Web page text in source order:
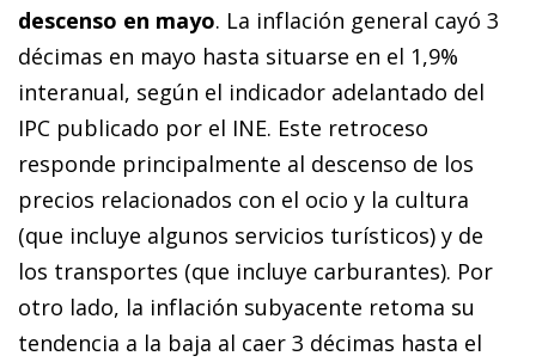
descenso en mayo. La inflación general cayó 3
décimas en mayo hasta situarse en el 1,9%
interanual, según el indicador adelantado del
IPC publicado por el INE. Este retroceso
responde principalmente al descenso de los
precios relacionados con el ocio y la cultura
(que incluye algunos servicios turísticos) y de
los transportes (que incluye carburantes). Por
otro lado, la inflación subyacente retoma su
tendencia a la baja al caer 3 décimas hasta el